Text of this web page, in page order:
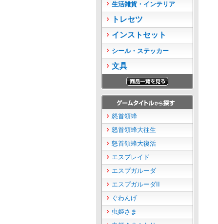
生活雑貨・インテリア
トレセツ
インストセット
シール・ステッカー
文具
怒首領蜂
怒首領蜂大往生
怒首領蜂大復活
エスプレイド
エスプガルーダ
エスプガルーダII
ぐわんげ
虫姫さま